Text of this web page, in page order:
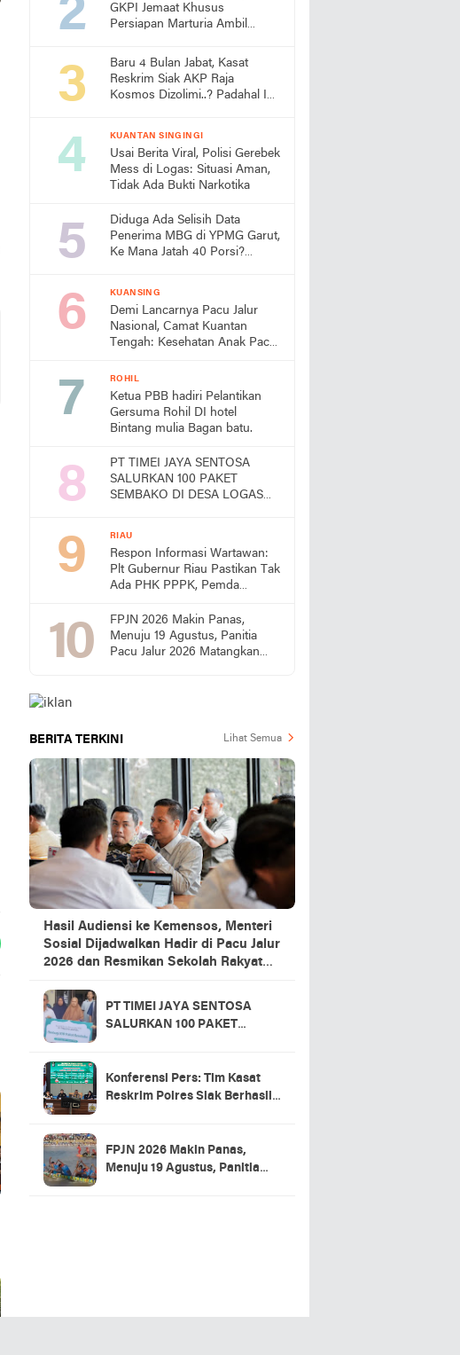
GKPI Jemaat Khusus
Persiapan Marturia Ambil
Pertama lebih Awal
Baru 4 Bulan Jabat, Kasat
Reskrim Siak AKP Raja
Kosmos Dizolimi..? Padahal Ini
KUANTAN SINGINGI
Usai Berita Viral, Polisi Gerebek
Mess di Logas: Situasi Aman,
Tidak Ada Bukti Narkotika
Diduga Ada Selisih Data
Penerima MBG di YPMG Garut,
Ke Mana Jatah 40 Porsi?
KUANSING
Demi Lancarnya Pacu Jalur
Nasional, Camat Kuantan
Tengah: Kesehatan Anak Pacu
ROHIL
Ketua PBB hadiri Pelantikan
Gersuma Rohil DI hotel
Bintang mulia Bagan batu.
PT TIMEI JAYA SENTOSA
SALURKAN 100 PAKET
SEMBAKO DI DESA LOGAS
RIAU
Respon Informasi Wartawan:
Plt Gubernur Riau Pastikan Tak
Ada PHK PPPK, Pemda
FPJN 2026 Makin Panas,
Menuju 19 Agustus, Panitia
Pacu Jalur 2026 Matangkan
BERITA TERKINI Lihat Semua
Hasil Audiensi ke Kemensos, Menteri
Sosial Dijadwalkan Hadir di Pacu Jalur
2026 dan Resmikan Sekolah Rakyat
PT TIMEI JAYA SENTOSA
SALURKAN 100 PAKET
UCAPKAN TERIMA KASIH
Konferensi Pers: Tim Kasat
Reskrim Polres Siak Berhasil
FPJN 2026 Makin Panas,
Menuju 19 Agustus, Panitia